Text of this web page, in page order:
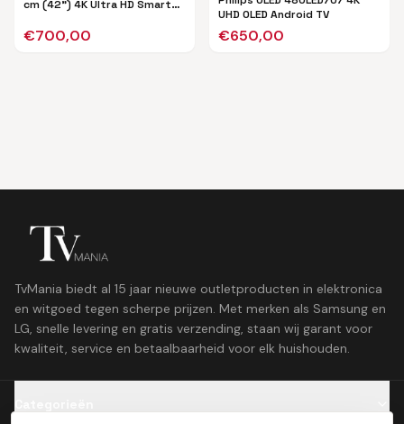
cm (42") 4K Ultra HD Smart
€700,00
UHD OLED Android TV
€650,00
TvMania biedt al 15 jaar nieuwe outletproducten in elektronica
en witgoed tegen scherpe prijzen. Met merken als Samsung en
LG, snelle levering en gratis verzending, staan wij garant voor
kwaliteit, service en betaalbaarheid voor elk huishouden.